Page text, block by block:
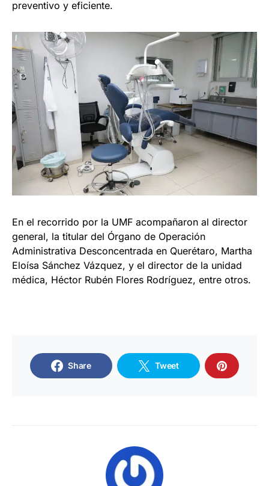
preventivo y eficiente.
En el recorrido por la UMF acompañaron al director
general, la titular del Órgano de Operación
Administrativa Desconcentrada en Querétaro, Martha
Eloísa Sánchez Vázquez, y el director de la unidad
médica, Héctor Rubén Flores Rodríguez, entre otros.
Share Tweet